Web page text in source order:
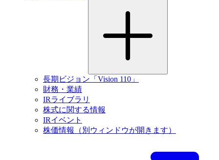
長期ビジョン「Vision 110」
財務・業績
IRライブラリ
株式に関する情報
IRイベント
株価情報
（別ウィンドウが開きます）